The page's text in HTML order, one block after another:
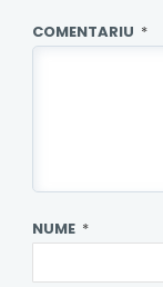
COMENTARIU *
NUME *